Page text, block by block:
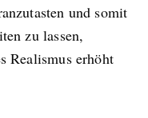
und somit
zu lassen,
Realismus erhöht